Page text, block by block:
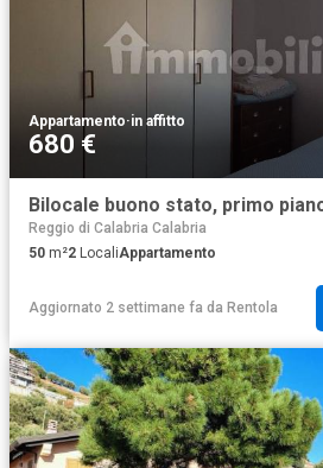
Appartamento·in affitto
680 €
Reggio di Calabria Calabria
50 m²2 LocaliAppartamento
Aggiornato 2 settimane fa da Rentola